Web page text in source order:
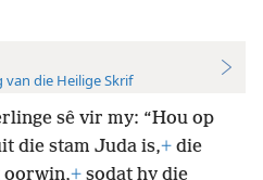
die Heilige Skrif
sê vir my: “Hou op
die stam Juda is,+ die
oorwin,+ sodat hy die